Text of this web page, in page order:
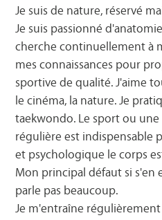
Je suis de nature, réservé
Je suis passionné
cherche continuellement à
mes connaissances pour
sportive de qualité. J'aime
le cinéma, la nature. Je
taekwondo. Le sport ou
régulière est indispensable
et psychologique le corps
Mon principal défaut si s'en
parle pas beaucoup.
Je m'entraîne